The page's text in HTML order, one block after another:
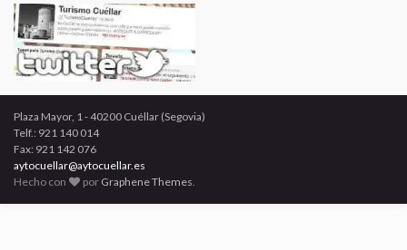
Plaza Mayor, 1 - 40200 Cuéllar (Segovia)
Telf.: 921 140 014
Fax: 921 142 076
aytocuellar@aytocuellar.es
Hecho con
por Graphene Themes.